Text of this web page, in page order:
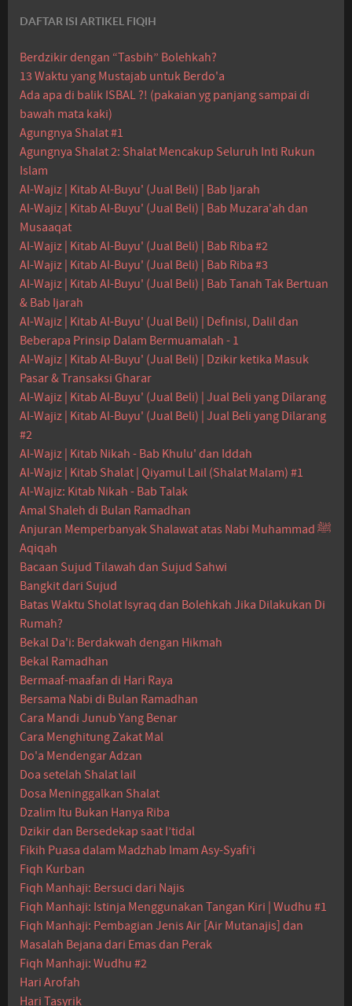
DAFTAR ISI ARTIKEL FIQIH
Berdzikir dengan “Tasbih” Bolehkah?
13 Waktu yang Mustajab untuk Berdo'a
Ada apa di balik ISBAL ?! (pakaian yg panjang sampai di
bawah mata kaki)
Agungnya Shalat #1
Agungnya Shalat 2: Shalat Mencakup Seluruh Inti Rukun
Islam
Al-Wajiz | Kitab Al-Buyu' (Jual Beli) | Bab Ijarah
Al-Wajiz | Kitab Al-Buyu' (Jual Beli) | Bab Muzara'ah dan
Musaaqat
Al-Wajiz | Kitab Al-Buyu' (Jual Beli) | Bab Riba #2
Al-Wajiz | Kitab Al-Buyu' (Jual Beli) | Bab Riba #3
Al-Wajiz | Kitab Al-Buyu' (Jual Beli) | Bab Tanah Tak Bertuan
& Bab Ijarah
Al-Wajiz | Kitab Al-Buyu' (Jual Beli) | Definisi, Dalil dan
Beberapa Prinsip Dalam Bermuamalah - 1
Al-Wajiz | Kitab Al-Buyu' (Jual Beli) | Dzikir ketika Masuk
Pasar & Transaksi Gharar
Al-Wajiz | Kitab Al-Buyu' (Jual Beli) | Jual Beli yang Dilarang
Al-Wajiz | Kitab Al-Buyu' (Jual Beli) | Jual Beli yang Dilarang
#2
Al-Wajiz | Kitab Nikah - Bab Khulu' dan Iddah
Al-Wajiz | Kitab Shalat | Qiyamul Lail (Shalat Malam) #1
Al-Wajiz: Kitab Nikah - Bab Talak
Amal Shaleh di Bulan Ramadhan
Anjuran Memperbanyak Shalawat atas Nabi Muhammad ﷺ
Aqiqah
Bacaan Sujud Tilawah dan Sujud Sahwi
Bangkit dari Sujud
Batas Waktu Sholat Isyraq dan Bolehkah Jika Dilakukan Di
Rumah?
Bekal Da'i: Berdakwah dengan Hikmah
Bekal Ramadhan
Bermaaf-maafan di Hari Raya
Bersama Nabi di Bulan Ramadhan
Cara Mandi Junub Yang Benar
Cara Menghitung Zakat Mal
Do'a Mendengar Adzan
Doa setelah Shalat lail
Dosa Meninggalkan Shalat
Dzalim Itu Bukan Hanya Riba
Dzikir dan Bersedekap saat I’tidal
Fikih Puasa dalam Madzhab Imam Asy-Syafi’i
Fiqh Kurban
Fiqh Manhaji: Bersuci dari Najis
Fiqh Manhaji: Istinja Menggunakan Tangan Kiri | Wudhu #1
Fiqh Manhaji: Pembagian Jenis Air [Air Mutanajis] dan
Masalah Bejana dari Emas dan Perak
Fiqh Manhaji: Wudhu #2
Hari Arofah
Hari Tasyrik